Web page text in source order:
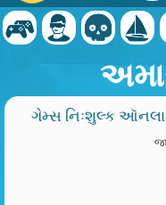
ગેમ્સ નિઃશુલ્ક